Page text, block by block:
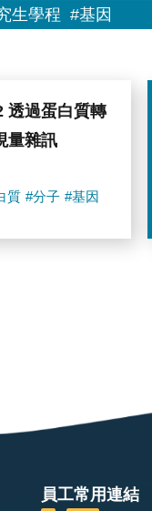
生學程 #基因
透過蛋白質轉
量雜訊
質 #分子 #基因
員工常用連結